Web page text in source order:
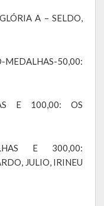
Senhora de Lourdes
Linha Kronenthal
de Lagoa dos Três
Confissão Luterana no
Lagoense: uma história
A – SELDO,
50,00:
E 100,00: OS
E 300,00:
JULIO, IRINEU